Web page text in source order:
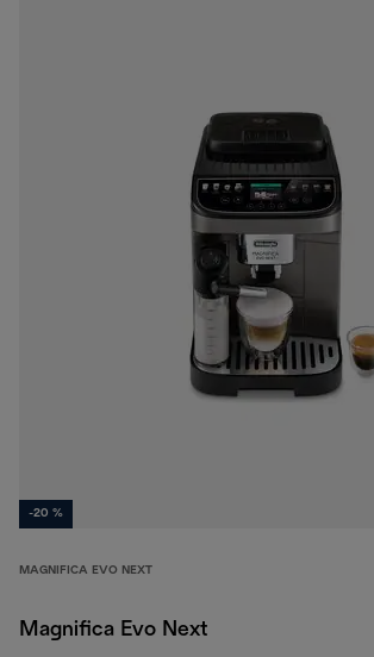
-20 %
MAGNIFICA EVO NEXT
Magnifica Evo Next